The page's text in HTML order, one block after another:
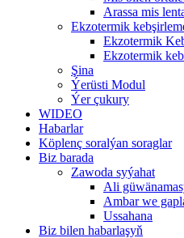
Arassa mis
Ekzotermik
Ekzotermik
Ekzotermik
Şina
Ýerüsti Modul
Ýer çukury
WIDEO
Habarlar
Köplenç soralýan soraglar
Biz barada
Zawoda syýahat
Ali
Ambar we
Ussahana
Biz bilen habarlaşyň